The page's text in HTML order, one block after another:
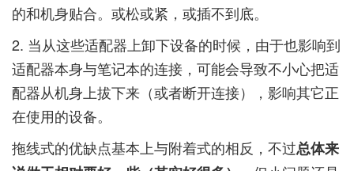
的和机身贴合。或松或紧，或插不到底。
2. 当从这些适配器上卸下设备的时候，由于也影响到
适配器本身与笔记本的连接，可能会导致不小心把适
配器从机身上拔下来（或者断开连接），影响其它正
在使用的设备。
拖线式的优缺点基本上与附着式的相反，不过总体来